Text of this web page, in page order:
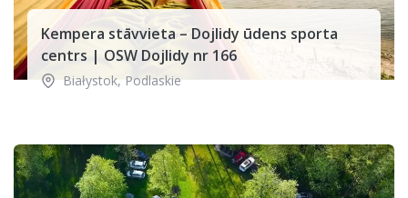
Kempera stāvvieta – Dojlidy ūdens sporta
centrs | OSW Dojlidy nr 166
Białystok,Podlaskie